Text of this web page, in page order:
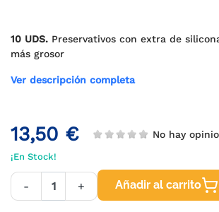
10 UDS. Preservativos con extra de
más grosor
Ver descripción completa
13,50 € No hay
¡En Stock!
- + Añadir al carrito